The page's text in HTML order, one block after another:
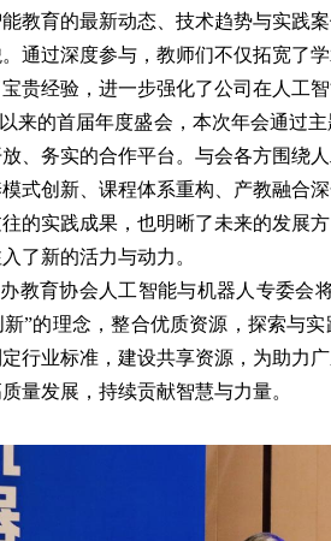
教育的最新动态、技术趋势与实践
通过深度参与，教师们不仅拓宽了
贵经验，进一步强化了公司在人工
来的首届年度盛会，本次年会通过
、务实的合作平台。与会各方围绕
式创新、课程体系重构、产教融合
的实践成果，也明晰了未来的发展
了新的活力与动力。
教育协会人工智能与机器人专委会
”的理念，整合优质资源，探索与
行业标准，建设共享资源，为助力
量发展，持续贡献智慧与力量。